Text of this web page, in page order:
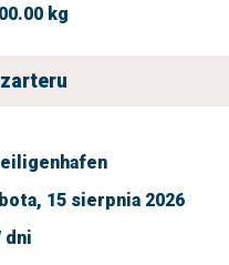
kg
15 sierpnia 2026
dni